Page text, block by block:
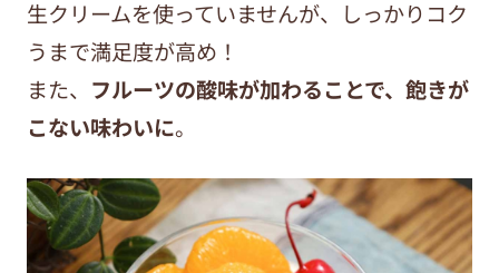
生クリームを使っていませんが、しっかりコク
うまで満足度が高め！
また、 フルーツの酸味が加わることで、飽きが
こない味わいに。